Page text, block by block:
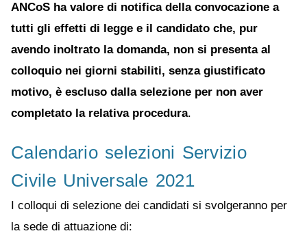
ANCoS ha valore di notifica della convocazione a
tutti gli effetti di legge e il candidato che, pur
avendo inoltrato la domanda, non si presenta al
colloquio nei giorni stabiliti, senza giustificato
motivo, è escluso dalla selezione per non aver
completato la relativa procedura.
Calendario selezioni Servizio
Civile Universale 2021
I colloqui di selezione dei candidati si svolgeranno per
la sede di attuazione di: